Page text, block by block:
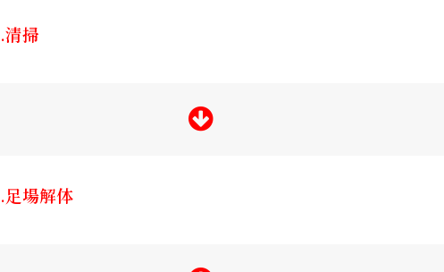
清掃
足場解体